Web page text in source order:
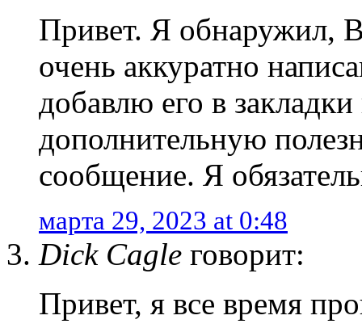
Привет. Я обнаружил,
очень аккуратно
добавлю его в
дополнительную
сообщение. Я
марта 29, 2023 at 0:48
Dick Cagle говорит:
Привет, я все время